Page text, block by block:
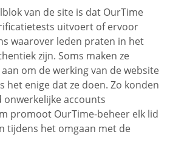
van de site is dat OurTime
uitvoert of ervoor
waarover leden praten in het
zijn. Soms maken ze
om de werking van de website
het enige dat ze doen. Zo konden
accounts
promoot OurTime-beheer elk lid
tijdens het omgaan met de